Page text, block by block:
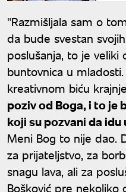
"Razmišljala sam o
da bude svestan
poslušanja, to je veliki
buntovnica u
kreativnom biću
poziv od Boga, i to je
koji su pozvani da
Meni Bog to nije dao.
za prijateljstvo, za
snagu lava, ali za
Bošković pre nekoliko